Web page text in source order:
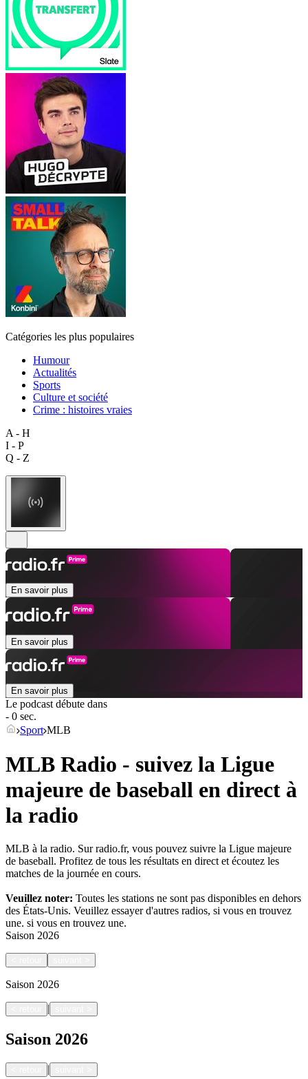
Catégories les plus populaires
Humour
Actualités
Sports
Culture et société
Crime : histoires vraies
A - H
I - P
Q - Z
En savoir plus
En savoir plus
En savoir plus
Le podcast débute dans
- 0 sec.
Sport MLB
MLB Radio - suivez la Ligue
majeure de baseball en direct à
la radio
MLB à la radio. Sur radio.fr, vous pouvez suivre la Ligue majeure
de baseball. Profitez de tous les résultats en direct et écoutez les
matches de la journée en cours.
Veuillez noter: Toutes les stations ne sont pas disponibles en dehors
des États-Unis. Veuillez essayer d'autres radios, si vous en trouvez
une. si vous en trouvez une.
Saison 2026
Saison 2026
|
Saison 2026
|